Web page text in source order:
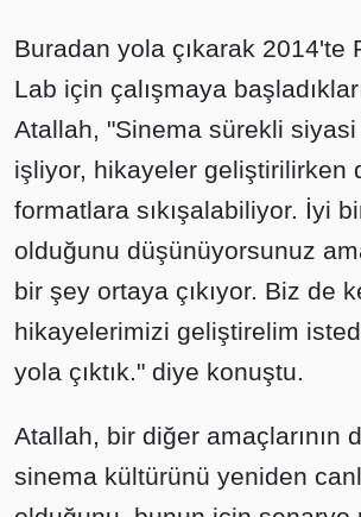
Buradan yola çıkarak 2014'te
Lab için çalışmaya
Atallah, "Sinema sürekli siyasi
işliyor, hikayeler geliştirilirken
formatlara sıkışalabiliyor. İyi
olduğunu düşünüyorsunuz
bir şey ortaya çıkıyor. Biz de
hikayelerimizi geliştirelim
yola çıktık." diye konuştu.
Atallah, bir diğer amaçlarının
sinema kültürünü yeniden